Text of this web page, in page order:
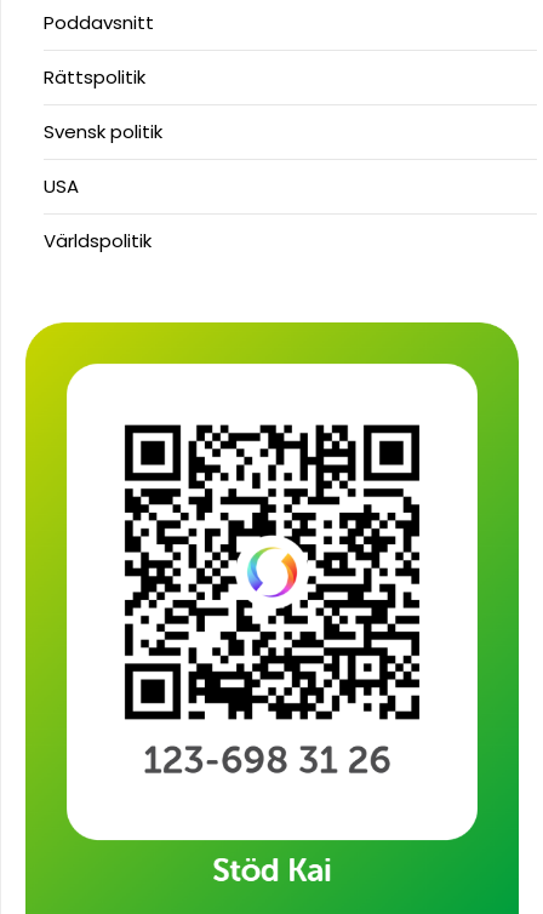
Poddavsnitt
Rättspolitik
Svensk politik
USA
Världspolitik